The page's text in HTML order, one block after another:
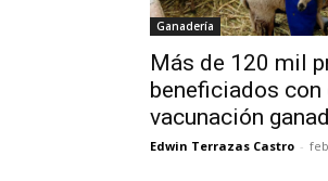
Ganadería
Más de 120 mil
beneficiados con
vacunación
Edwin Terrazas Castro -